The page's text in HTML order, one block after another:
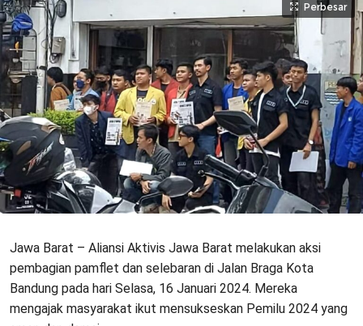
Perbesar
Jawa Barat – Aliansi Aktivis Jawa Barat melakukan aksi
pembagian pamflet dan selebaran di Jalan Braga Kota
Bandung pada hari Selasa, 16 Januari 2024. Mereka
mengajak masyarakat ikut mensukseskan Pemilu 2024 yang